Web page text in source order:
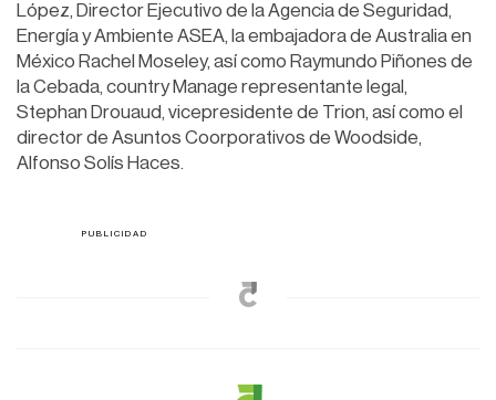
López, Director Ejecutivo de la Agencia de Seguridad,
Energía y Ambiente ASEA, la embajadora de Australia en
México Rachel Moseley, así como Raymundo Piñones de
la Cebada, country Manage representante legal,
Stephan Drouaud, vicepresidente de Trion, así como el
director de Asuntos Coorporativos de Woodside,
Alfonso Solís Haces.